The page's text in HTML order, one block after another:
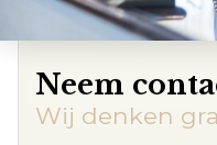
Neem
Wij denken